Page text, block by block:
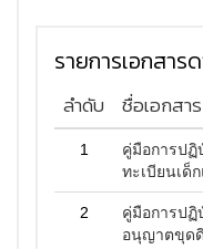
รายการเอกสาร
ลำดับ ชื่อเอกสาร
1
คู่มือการปฏิ
ทะเบียนเด็
2
คู่มือการปฏิ
อนุญาตขุด